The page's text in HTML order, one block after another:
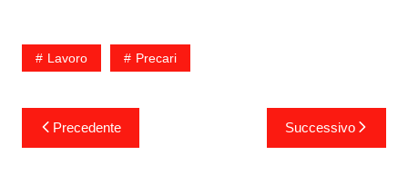
Lavoro Precari
Navigazione
articoli
Precedente Successivo